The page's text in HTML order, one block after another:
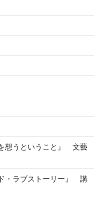
想うということ』 文藝
・ラブストーリー』 講